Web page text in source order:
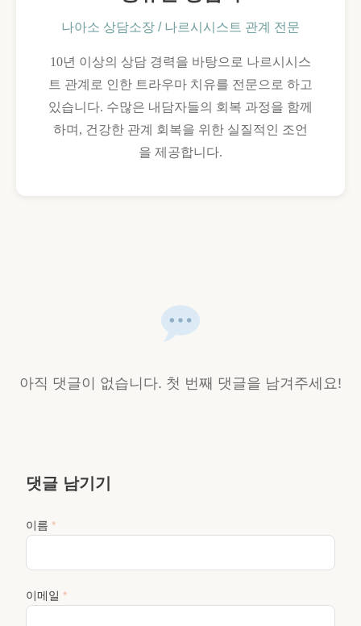
나아소 상담소장 / 나르시시스트 관계 전문
10년 이상의 상담 경력을 바탕으로 나르시시스
트 관계로 인한 트라우마 치유를 전문으로 하고
있습니다. 수많은 내담자들의 회복 과정을 함께
하며, 건강한 관계 회복을 위한 실질적인 조언
을 제공합니다.
아직 댓글이 없습니다. 첫 번째 댓글을 남겨주세요!
댓글 남기기
이름 *
이메일 *